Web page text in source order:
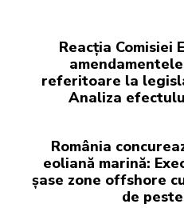
Reacția Comisiei
referitoare la
Analiza
România
eoliană marină:
șase zone offshore
de